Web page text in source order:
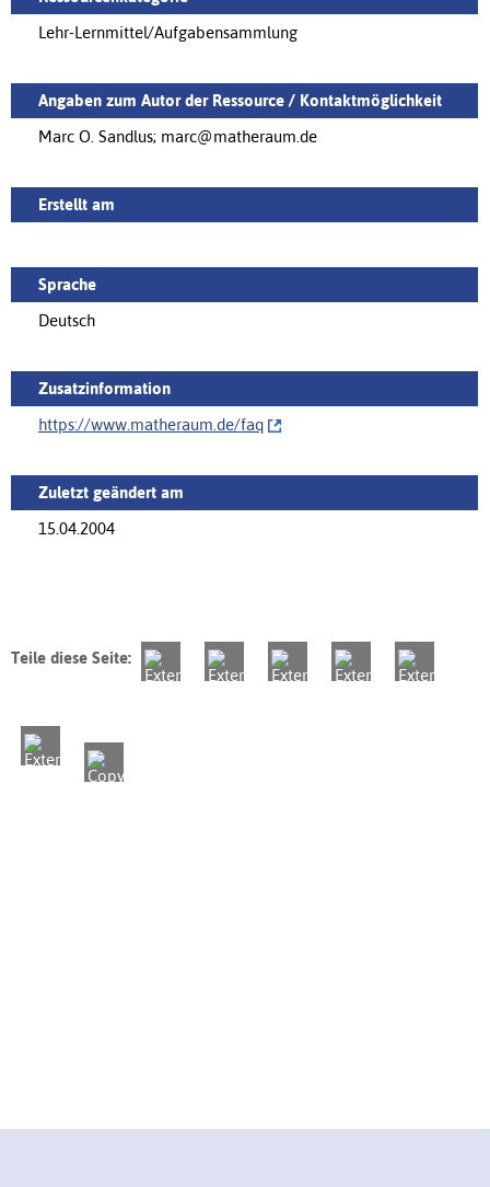
Lehr-Lernmittel/Aufgabensammlung
Angaben zum Autor der Ressource / Kontaktmöglichkeit
Marc O. Sandlus; marc@matheraum.de
Erstellt am
Sprache
Deutsch
Zusatzinformation
https://www.matheraum.de/‌faq
Zuletzt geändert am
15.04.2004
Teile diese Seite: